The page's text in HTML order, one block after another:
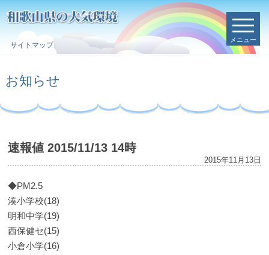
サイトマップ
メニュー
お知らせ
速報値 2015/11/13 14時
2015年11月13日
◆PM2.5
湊小学校(18)
明和中学(19)
西保健セ(15)
小倉小学(16)